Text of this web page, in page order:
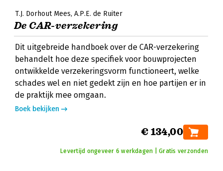
T.J. Dorhout Mees A.P.E. de Ruiter
De CAR-verzekering
Dit uitgebreide handboek over de CAR-verzekering
behandelt hoe deze specifiek voor bouwprojecten
ontwikkelde verzekeringsvorm functioneert, welke
schades wel en niet gedekt zijn en hoe partijen er in
de praktijk mee omgaan.
Boek bekijken
€ 134,00
Levertijd ongeveer 6 werkdagen | Gratis verzonden